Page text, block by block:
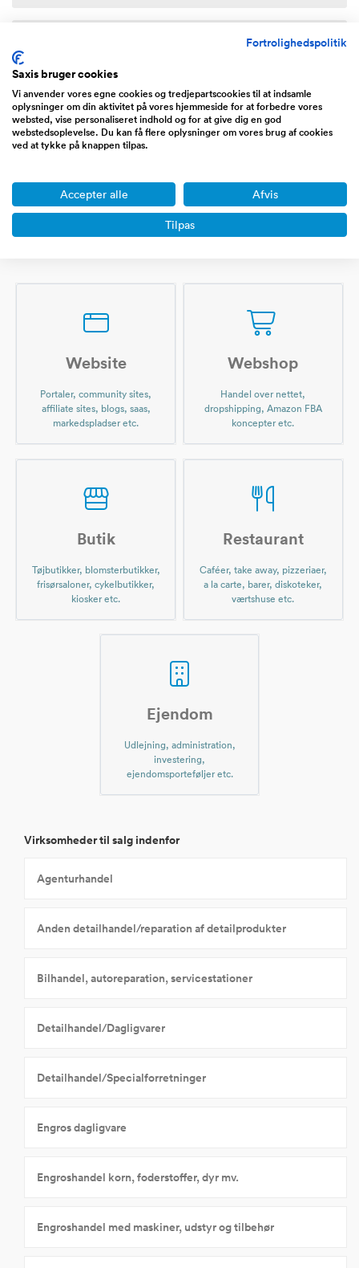
Interesseret i andre typer virksomheder?
Website
Portaler, community sites,
affiliate sites, blogs, saas,
markedspladser etc.
Webshop
Handel over nettet,
dropshipping, Amazon FBA
koncepter etc.
Butik
Tøjbutikker, blomsterbutikker,
frisørsaloner, cykelbutikker,
kiosker etc.
Restaurant
Caféer, take away, pizzeriaer,
a la carte, barer, diskoteker,
værtshuse etc.
Ejendom
Udlejning, administration,
investering,
ejendomsporteføljer etc.
Virksomheder til salg indenfor
Agenturhandel
Anden detailhandel/reparation af detailprodukter
Bilhandel, autoreparation, servicestationer
Detailhandel/Dagligvarer
Detailhandel/Specialforretninger
Engros dagligvare
Engroshandel korn, foderstoffer, dyr mv.
Engroshandel med maskiner, udstyr og tilbehør
Fortrolighedspolitik
Saxis bruger cookies
Vi anvender vores egne cookies og tredjepartscookies til at indsamle
oplysninger om din aktivitet på vores hjemmeside for at forbedre vores
websted, vise personaliseret indhold og for at give dig en god
webstedsoplevelse. Du kan få flere oplysninger om vores brug af cookies
ved at tykke på knappen tilpas.
Accepter alle Afvis
Tilpas